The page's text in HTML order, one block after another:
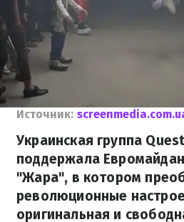
Источник:
Украинская группа
поддержала
"Жара", в котором
революционные
оригинальная и